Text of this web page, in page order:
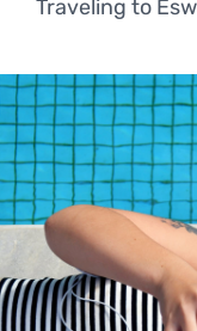
Traveling to